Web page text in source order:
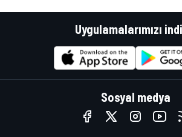
Uygulamalarımızı
Sosyal medya